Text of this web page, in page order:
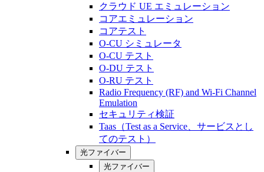
クラウド UE エミュレーション
コアエミュレーション
コアテスト
O-CU シミュレータ
O-CU テスト
O-DU テスト
O-RU テスト
Radio Frequency (RF) and Wi-Fi Channel
Emulation
セキュリティ検証
Taas（Test as a Service、サービスとし
てのテスト）
光ファイバー
光ファイバー